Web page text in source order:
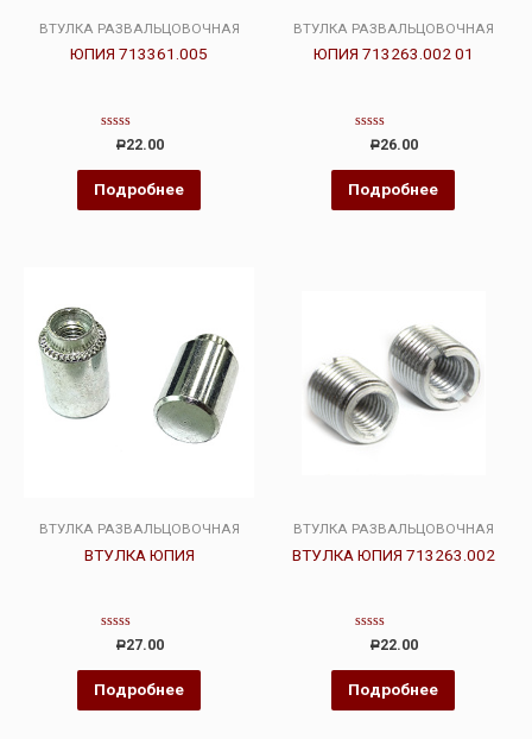
ВТУЛКА РАЗВАЛЬЦОВОЧНАЯ
ЮПИЯ 713361.005
Оценка
из
5
Р22.00
Подробнее
ВТУЛКА РАЗВАЛЬЦОВОЧНАЯ
ЮПИЯ 713263.002 01
Оценка
из
5
Р26.00
Подробнее
ВТУЛКА РАЗВАЛЬЦОВОЧНАЯ
ВТУЛКА ЮПИЯ
Оценка
из
5
Р27.00
Подробнее
ВТУЛКА РАЗВАЛЬЦОВОЧНАЯ
ВТУЛКА ЮПИЯ 713263.002
Оценка
из
5
Р22.00
Подробнее